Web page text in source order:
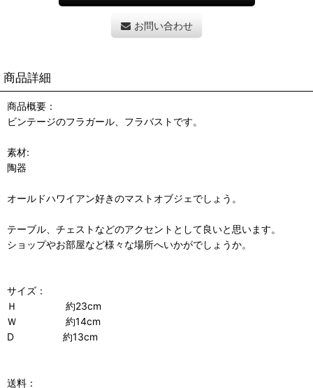
お問い合わせ
商品詳細
商品概要：
ビンテージのフラガール、フラバストです。
素材:
陶器
オールドハワイアン好きのマストオブジェでしょう。
テーブル、チェストなどのアクセントとして良いと思います。
ショップやお部屋など様々な場所へいかがでしょうか。
サイズ：
Ｈ 約23cm
Ｗ 約14cm
D 約13cm
送料：